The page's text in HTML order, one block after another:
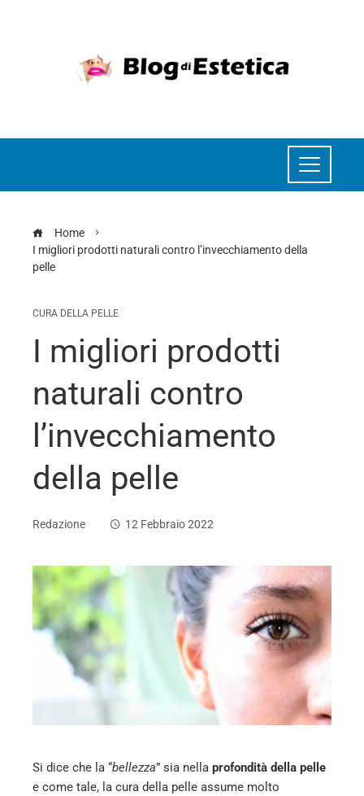
Home
I migliori prodotti naturali contro l’invecchiamento della
pelle
CURA DELLA PELLE
I migliori prodotti
naturali contro
l’invecchiamento
della pelle
Redazione 12 Febbraio 2022
Si dice che la “bellezza” sia nella profondità della pelle
e come tale, la cura della pelle assume molto